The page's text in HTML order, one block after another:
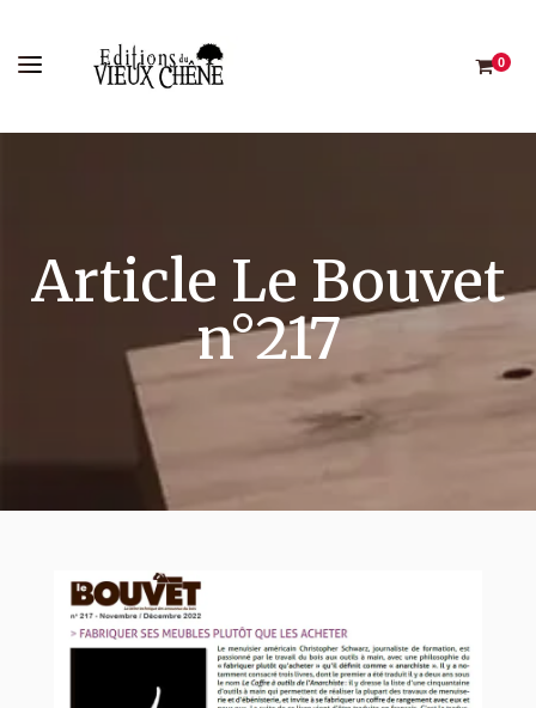
0
Article Le Bouvet
n°217